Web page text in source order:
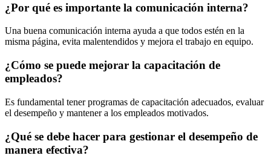
¿Por qué es importante la comunicación interna?
Una buena comunicación interna ayuda a que todos estén en la
misma página, evita malentendidos y mejora el trabajo en equipo.
¿Cómo se puede mejorar la capacitación de
empleados?
Es fundamental tener programas de capacitación adecuados, evaluar
el desempeño y mantener a los empleados motivados.
¿Qué se debe hacer para gestionar el desempeño de
manera efectiva?